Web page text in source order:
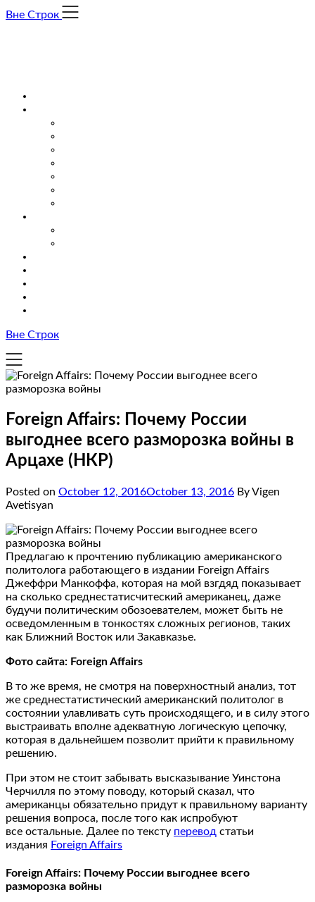
Skip
Вне Строк
Вне Строк
Foreign Affairs: Почему России
выгоднее всего разморозка войны в
Арцахе (НКР)
Posted on October 12, 2016October 13, 2016 By Vigen
Avetisyan
Предлагаю к прочтению публикацию американского
политолога работающего в издании Foreign Affairs
Джеффри Манкоффа, которая на мой взгдяд показывает
на сколько среднестатисчитеский американец, даже
будучи политическим обозоевателем, может быть не
осведомленным в тонкостях сложных регионов, таких
как Ближний Восток или Закавказье.
Фото сайта: Foreign Affairs
В то же время, не смотря на поверхностный анализ, тот
же среднестатистический американский политолог в
состоянии улавливать суть происходящего, и в силу этого
выстраивать вполне адекватную логическую цепочку,
которая в дальнейшем позволит прийти к правильному
решению.
При этом не стоит забывать высказывание Уинстона
Черчилля по этому поводу, который сказал, что
американцы обязательно придут к правильному варианту
решения вопроса, после того как испробуют
все остальные. Далее по тексту перевод статьи
издания Foreign Affairs
Foreign Affairs: Почему России выгоднее всего
разморозка войны